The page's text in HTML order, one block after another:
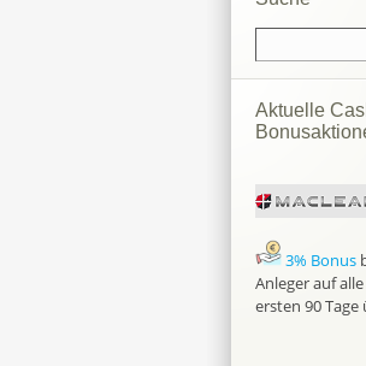
Aktuelle
3% Bonus
Anleger auf
ersten 90 Tage